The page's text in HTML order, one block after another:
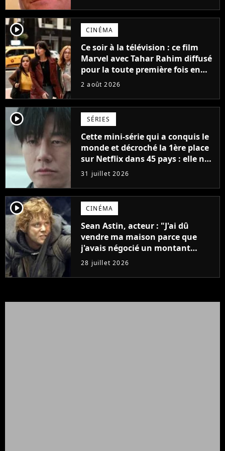
inédits
player2 CINÉMA
Ce soir à la télévision : ce film
Marvel avec Tahar Rahim diffusé
pour la toute première fois en
France
2 août 2026
player2 SÉRIES
Cette mini-série qui a conquis le
monde et décroché la 1ère place
sur Netflix dans 45 pays : elle ne
compte que 10 épisodes et c'est
un phénomène mondial
31 juillet 2026
player2 CINÉMA
Sean Astin, acteur : "J'ai dû
vendre ma maison parce que
j'avais négocié un montant
beaucoup trop bas pour Le
Seigneur des anneaux"
28 juillet 2026